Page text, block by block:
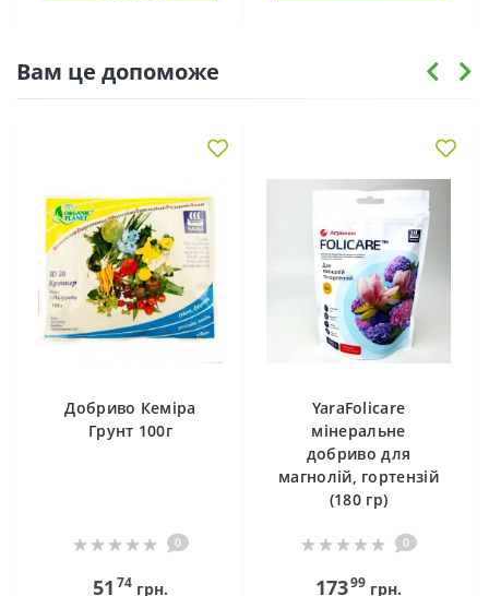
Вам це допоможе
Добриво Кеміра
Грунт 100г
0
51 74 грн.
YaraFolicare
мінеральне
добриво для
магнолій, гортензій
(180 гр)
0
17399 грн.